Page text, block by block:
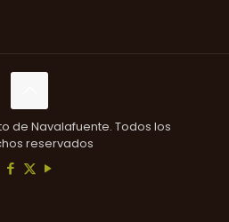
de Navalafuente. Todos los
reservados